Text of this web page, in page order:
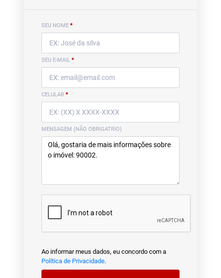
SEU NOME *
SEU E-MAIL *
CELULAR *
MENSAGEM (NÃO OBRIGATRIO)
Ao informar meus dados, eu concordo com a
Política de Privacidade.